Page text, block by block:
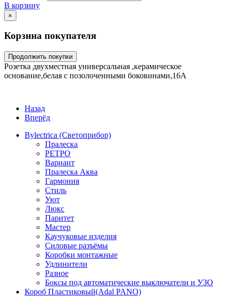
В корзину
×
Корзина покупателя
Продолжить покупки
Розетка двухместная универсальная ,керамическое
основание,белая с позолоченными боковинами,16А
Назад
Вперёд
Bylectrica (Светоприбор)
Пралеска
РЕТРО
Вариант
Пралеска Аква
Гармония
Стиль
Уют
Люкс
Паритет
Мастер
Каучуковые изделия
Силовые разъёмы
Коробки монтажные
Удлинители
Разное
Боксы под автоматические выключатели и УЗО
Короб Пластиковый(Adal PANO)